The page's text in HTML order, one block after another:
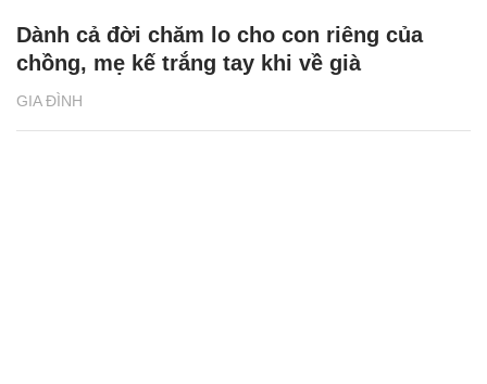
GIA ĐÌNH
Dành cả đời chăm lo cho con riêng của
chồng, mẹ kế trắng tay khi về già